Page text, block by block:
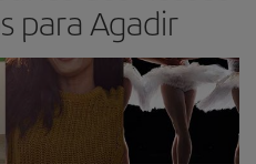
para Agadir